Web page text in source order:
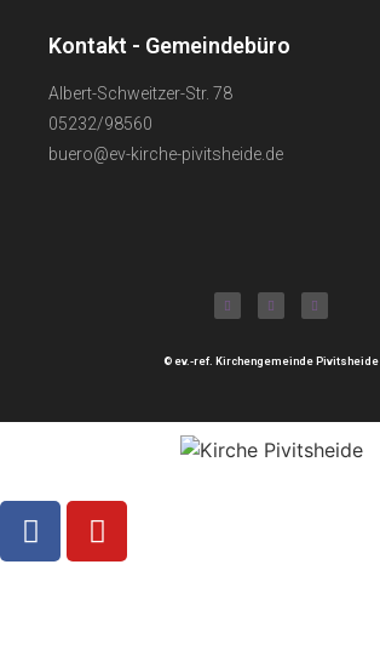
Kontakt - Gemeindebüro
Albert-Schweitzer-Str. 78
05232/98560
buero@ev-kirche-pivitsheide.de
© ev.-ref. Kirchengemeinde Pivitsheide